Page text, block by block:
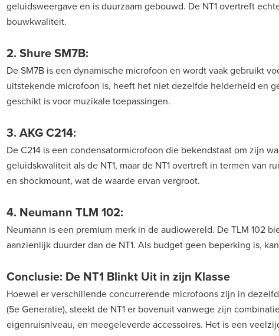
geluidsweergave en is duurzaam gebouwd. De NT1 overtreft
bouwkwaliteit.
2. Shure SM7B:
De SM7B is een dynamische microfoon en wordt vaak gebruikt
uitstekende microfoon is, heeft het niet dezelfde helderheid en
geschikt is voor muzikale toepassingen.
3. AKG C214:
De C214 is een condensatormicrofoon die bekendstaat om zijn
geluidskwaliteit als de NT1, maar de NT1 overtreft in termen van
en shockmount, wat de waarde ervan vergroot.
4. Neumann TLM 102:
Neumann is een premium merk in de audiowereld. De TLM 102
aanzienlijk duurder dan de NT1. Als budget geen beperking is,
Conclusie: De NT1 Blinkt Uit in zijn Klasse
Hoewel er verschillende concurrerende microfoons zijn in
(5e Generatie), steekt de NT1 er bovenuit vanwege zijn
eigenruisniveau, en meegeleverde accessoires. Het is een